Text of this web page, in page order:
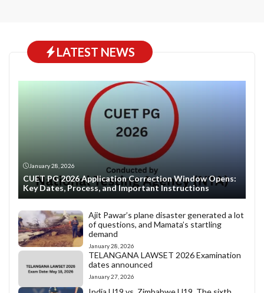
LATEST NEWS
January 28, 2026
CUET PG 2026 Application Correction Window Opens:
Key Dates, Process, and Important Instructions
Ajit Pawar’s plane disaster generated a lot
of questions, and Mamata’s startling
demand
January 28, 2026
TELANGANA LAWSET 2026 Examination
dates announced
January 27, 2026